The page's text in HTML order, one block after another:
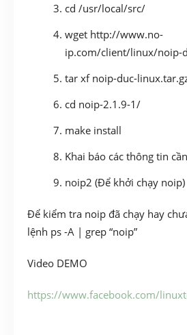
cd /usr/local/src/
wget http://www.no-
ip.com/client/linux/noip-
tar xf noip-duc-
cd noip-2.1.9-1/
make install
Khai báo các thông tin
noip2 (Để khởi chạy noip)
Để kiểm tra noip đã chạy hay
lệnh ps -A | grep “noip”
Video DEMO
https://www.facebook.com/